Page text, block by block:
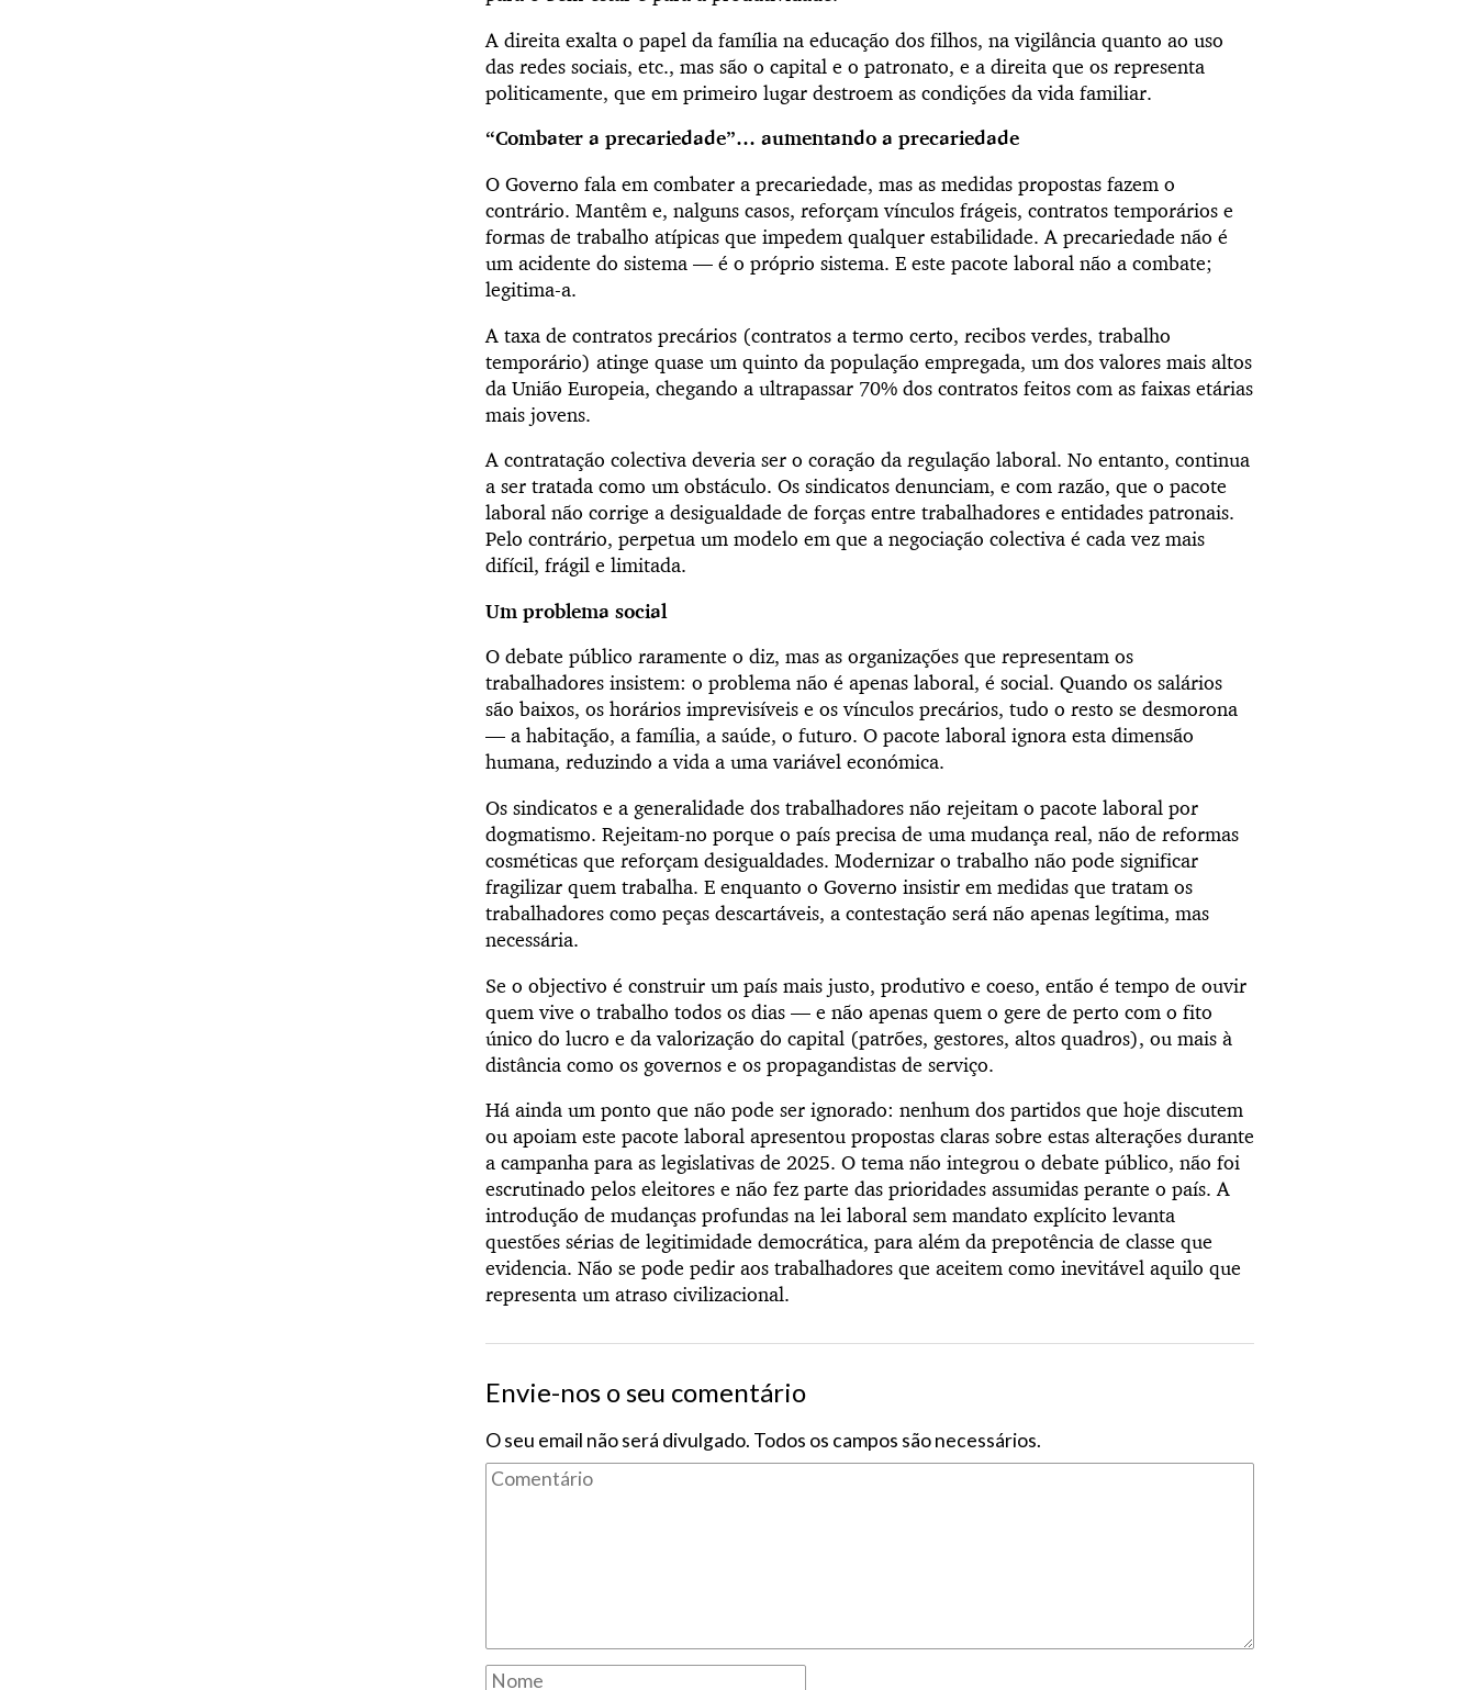
A direita exalta o papel da família na educação dos filhos, na vigilância quanto ao uso
das redes sociais, etc., mas são o capital e o patronato, e a direita que os representa
politicamente, que em primeiro lugar destroem as condições da vida familiar.
“Combater a precariedade”… aumentando a precariedade
O Governo fala em combater a precariedade, mas as medidas propostas fazem o
contrário. Mantêm e, nalguns casos, reforçam vínculos frágeis, contratos temporários e
formas de trabalho atípicas que impedem qualquer estabilidade. A precariedade não é
um acidente do sistema — é o próprio sistema. E este pacote laboral não a combate;
legitima-a.
A taxa de contratos precários (contratos a termo certo, recibos verdes, trabalho
temporário) atinge quase um quinto da população empregada, um dos valores mais altos
da União Europeia, chegando a ultrapassar 70% dos contratos feitos com as faixas etárias
mais jovens.
A contratação colectiva deveria ser o coração da regulação laboral. No entanto, continua
a ser tratada como um obstáculo. Os sindicatos denunciam, e com razão, que o pacote
laboral não corrige a desigualdade de forças entre trabalhadores e entidades patronais.
Pelo contrário, perpetua um modelo em que a negociação colectiva é cada vez mais
difícil, frágil e limitada.
Um problema social
O debate público raramente o diz, mas as organizações que representam os
trabalhadores insistem: o problema não é apenas laboral, é social. Quando os salários
são baixos, os horários imprevisíveis e os vínculos precários, tudo o resto se desmorona
— a habitação, a família, a saúde, o futuro. O pacote laboral ignora esta dimensão
humana, reduzindo a vida a uma variável económica.
Os sindicatos e a generalidade dos trabalhadores não rejeitam o pacote laboral por
dogmatismo. Rejeitam-no porque o país precisa de uma mudança real, não de reformas
cosméticas que reforçam desigualdades. Modernizar o trabalho não pode significar
fragilizar quem trabalha. E enquanto o Governo insistir em medidas que tratam os
trabalhadores como peças descartáveis, a contestação será não apenas legítima, mas
necessária.
Se o objectivo é construir um país mais justo, produtivo e coeso, então é tempo de ouvir
quem vive o trabalho todos os dias — e não apenas quem o gere de perto com o fito
único do lucro e da valorização do capital (patrões, gestores, altos quadros), ou mais à
distância como os governos e os propagandistas de serviço.
Há ainda um ponto que não pode ser ignorado: nenhum dos partidos que hoje discutem
ou apoiam este pacote laboral apresentou propostas claras sobre estas alterações durante
a campanha para as legislativas de 2025. O tema não integrou o debate público, não foi
escrutinado pelos eleitores e não fez parte das prioridades assumidas perante o país. A
introdução de mudanças profundas na lei laboral sem mandato explícito levanta
questões sérias de legitimidade democrática, para além da prepotência de classe que
evidencia. Não se pode pedir aos trabalhadores que aceitem como inevitável aquilo que
representa um atraso civilizacional.
Envie-nos o seu comentário
O seu email não será divulgado. Todos os campos são necessários.